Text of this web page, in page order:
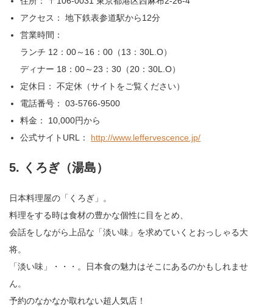
アクセス： 地下鉄表参道駅から12分
営業時間：
ランチ 12：00～16：00（13：30L.O）
ディナー 18：00～23：30（20：30L.O）
定休日： 不定休（サイトをご覧ください）
電話番号： 03-5766-9500
料金： 10,000円から
公式サイトURL： http://www.leffervescence.jp/
5. くろぎ（湯島）
日本料理屋の「くろぎ」。
料理をする時は食材の豊かな個性に目をとめ、
会話をしながら上品な「淡い味」を求めていくとおっしゃる大
将。
「淡い味」・・・。日本食の魅力はそこにあるのかもしれませ
ん。
予約のなかなか取れない超人気店！